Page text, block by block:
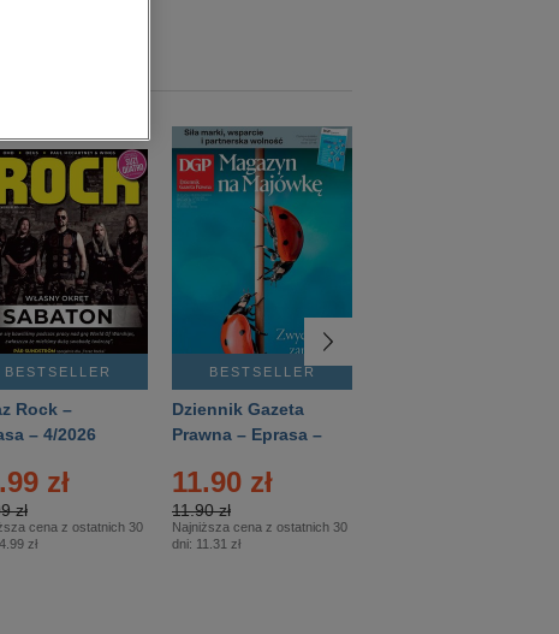
BESTSELLER
Rock –
– 4/2026
zł
zł
cena z ostatnich 30
zł
BESTSELLER
Dziennik Gazeta
Prawna – Eprasa –
11.90 zł
11.90 zł
Najniższa cena z ostatnich 30
dni: 11.31 zł